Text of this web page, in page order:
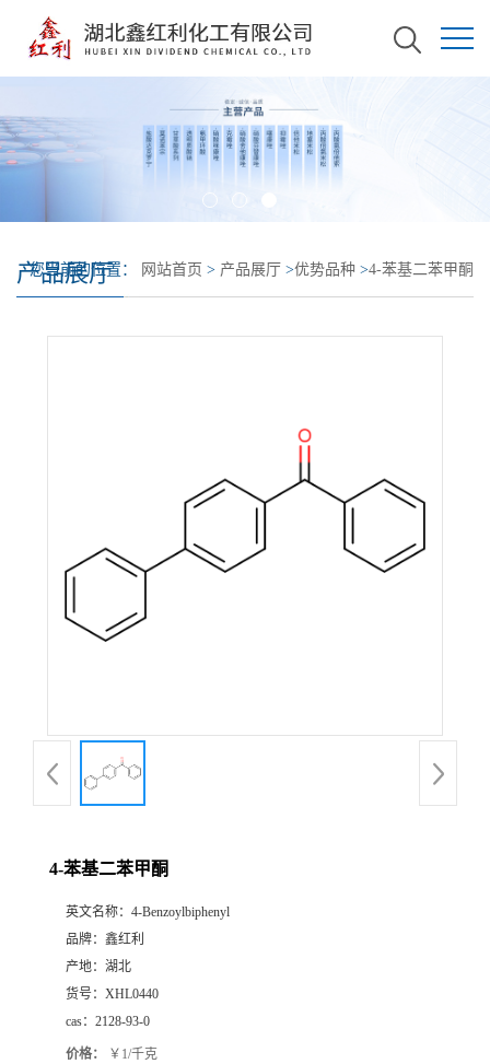
产品展厅
您当前的位置： 网站首页 > 产品展厅 >优势品种 >4-苯基二苯甲酮
4-苯基二苯甲酮
英文名称： 4-Benzoylbiphenyl
品牌： 鑫红利
产地： 湖北
货号： XHL0440
cas： 2128-93-0
价格： ￥1/千克